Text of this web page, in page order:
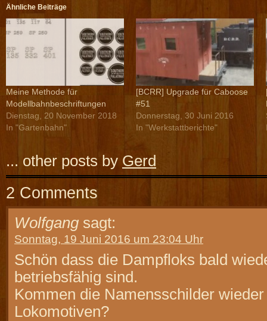
Ähnliche Beiträge
Meine Methode für
Modellbahnbeschriftungen
Dienstag, 20 November 2018
In "Gartenbahn"
[BCRR] Upgrade für Caboose
#51
Donnerstag, 30 Juni 2016
In "Werkstattberichte"
... other posts by Gerd
2 Comments
Wolfgang sagt:
Sonntag, 19 Juni 2016 um 23:04 Uhr
Schön dass die Dampfloks bald
betriebsfähig sind.
Kommen die Namensschilder
Lokomotiven?